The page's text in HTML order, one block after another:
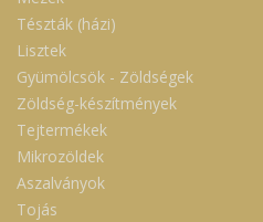
Tészták (házi)
Lisztek
Gyümölcsök - Zöldségek
Zöldség-készítmények
Tejtermékek
Mikrozöldek
Aszalványok
Tojás